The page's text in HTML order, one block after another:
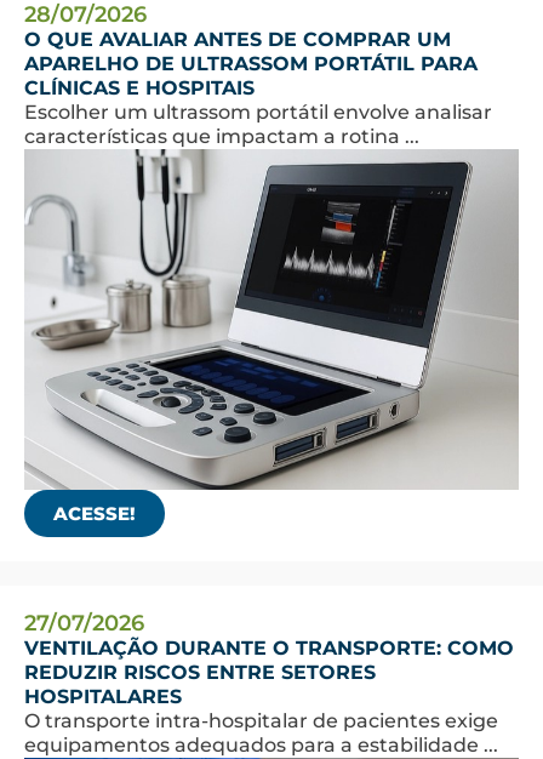
28/07/2026
O QUE AVALIAR ANTES DE COMPRAR UM
APARELHO DE ULTRASSOM PORTÁTIL PARA
CLÍNICAS E HOSPITAIS
Escolher um ultrassom portátil envolve analisar
características que impactam a rotina ...
ACESSE!
27/07/2026
VENTILAÇÃO DURANTE O TRANSPORTE: COMO
REDUZIR RISCOS ENTRE SETORES
HOSPITALARES
O transporte intra-hospitalar de pacientes exige
equipamentos adequados para a estabilidade ...